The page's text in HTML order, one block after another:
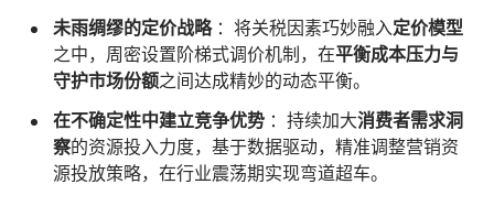
未雨绸缪的定价战略 ：将关税因素巧妙融入定价模型
之中，周密设置阶梯式调价机制，在平衡成本压力与
守护市场份额之间达成精妙的动态平衡。
在不确定性中建立竞争优势 ：持续加大消费者需求洞
察的资源投入力度，基于数据驱动，精准调整营销资
源投放策略，在行业震荡期实现弯道超车。